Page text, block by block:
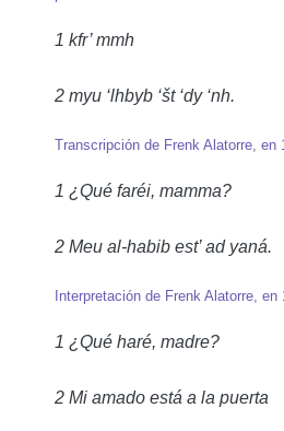
1 kfr’ mmh
2 myu ‘lhbyb ‘št ‘dy ‘nh.
Transcripción de Frenk Alatorre, en
1 ¿Qué faréi, mamma?
2 Meu al-habib est’ ad yaná.
Interpretación de Frenk Alatorre, en
1 ¿Qué haré, madre?
2 Mi amado está a la puerta